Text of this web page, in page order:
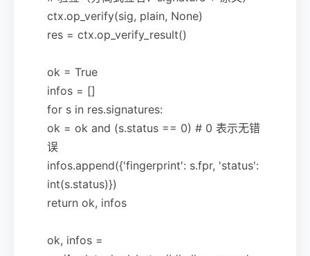
ctx.op_verify(sig, plain, None)
res = ctx.op_verify_result()
ok = True
infos = []
for s in res.signatures:
ok = ok and (s.status == 0) # 0 表示无错
误
infos.append({'fingerprint': s.fpr, 'status':
int(s.status)})
return ok, infos
ok, infos =